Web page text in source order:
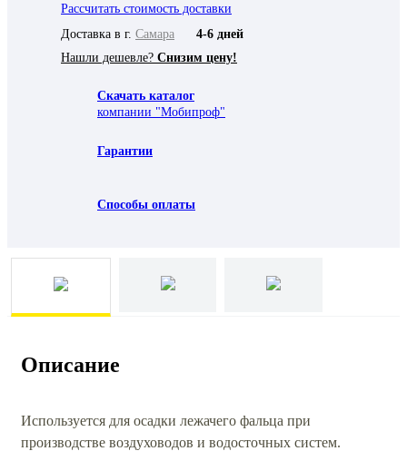
Рассчитать стоимость доставки
Доставка в г. Самара
4-6 дней
Нашли дешевле? Снизим цену!
Скачать каталог
компании "Мобипроф"
Гарантии
Способы оплаты
Описание
Используется для осадки лежачего фальца при
производстве воздуховодов и водосточных систем.